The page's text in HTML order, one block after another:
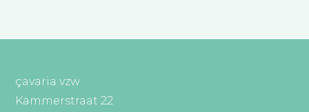
çavaria vzw
Kammerstraat 22